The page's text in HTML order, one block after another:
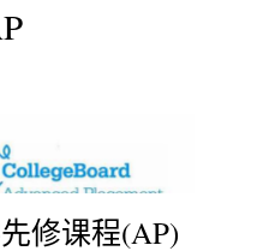
修课程(AP)